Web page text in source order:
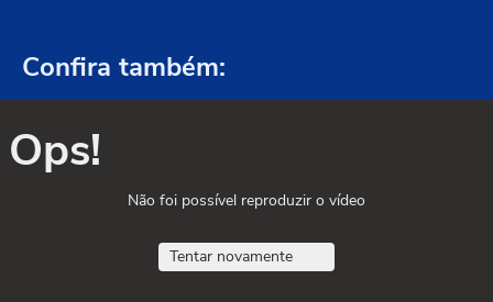
Confira também:
Ops!
Não foi possível reproduzir o vídeo
Tentar novamente